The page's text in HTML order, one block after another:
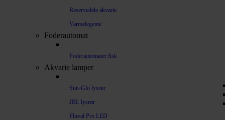
Reservedele akvarie
Varmelegeme
Foderautomat
Foderautomater fisk
Akvarie lamper
Sun-Glo lysrør
JBL lysrør
Fluval Pro LED